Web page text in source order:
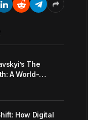
The
A World-
of
How Digital